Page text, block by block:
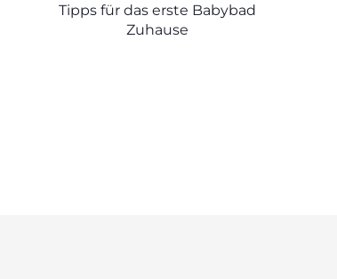
Tipps für das erste Babybad
Zuhause